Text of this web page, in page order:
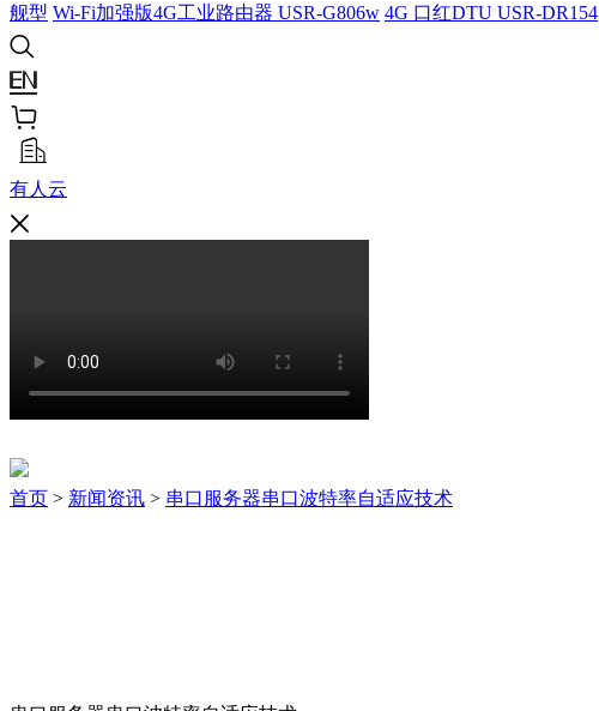
舰型 Wi-Fi加强版4G工业路由器 USR-G806w 4G 口红DTU USR-DR154
有人云
首页 > 新闻资讯 > 串口服务器串口波特率自适应技术